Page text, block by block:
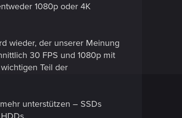
1080p oder 4K
wieder, der unserer Meinung
30 FPS und 1080p mit
Teil der
unterstützen – SSDs